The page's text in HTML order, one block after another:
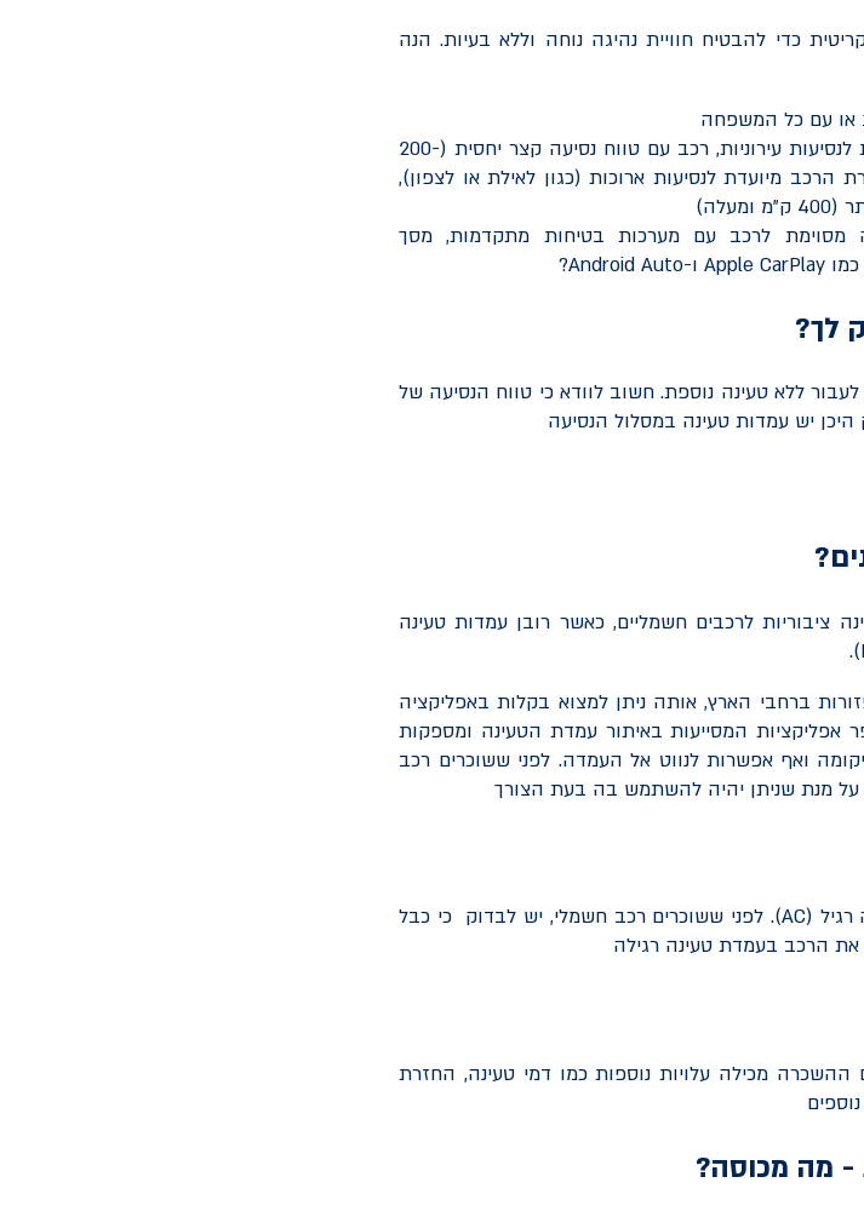
כדי להבטיח חוויית נהיגה נוחה וללא בעיות. הנה
או עם כל המשפחה
אם השכרת הרכב מיועדת לנסיעות עירוניות, רכב עם טווח נסיעה קצר יחסית (200-
הרכב מיועדת לנסיעות ארוכות (כגון לאילת או לצפון),
לרכב עם מערכות בטיחות מתקדמות, מסך
Apple CarPlay ו-Android Auto
?
לך?
ללא טעינה נוספת. חשוב לוודא כי טווח הנסיעה של
יש עמדות טעינה במסלול הנסיעה
מ-6,000 עמדות טעינה ציבוריות לרכבים חשמליים, כאשר רובן עמדות טעינה
).
ברחבי הארץ, אותה ניתן למצוא בקלות באפליקציה
אפליקציות המסייעות באיתור עמדת הטעינה ומספקות
ואף אפשרות לנווט אל העמדה. לפני ששוכרים רכב
על מנת שניתן יהיה להשתמש בה בעת הצורך
רגיל (AC). לפני ששוכרים רכב חשמלי, יש לבדוק כי כבל
הרכב בעמדת טעינה רגילה
מכילה עלויות נוספות כמו דמי טעינה, החזרת
- מה מכוסה?